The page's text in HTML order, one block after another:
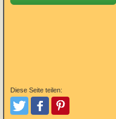
Diese Seite teilen:
TweetenPostenPinterest